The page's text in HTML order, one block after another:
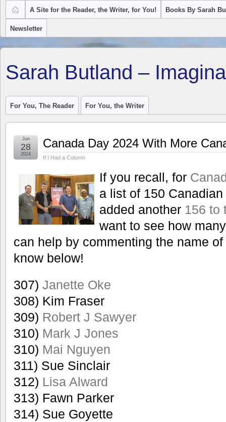
A Site for the Reader, the Writer, for You! Books By Sarah
Newsletter
Sarah Butland –
For You, The Reader For You, the Writer
Canada Day 2024 With More
If I Had a Column
Jun
28
2024
If you recall, for
a list of 150
added another 156 to
want to see how
can help by commenting the name
know below!
307) Janette Oke
308) Kim Fraser
309) Robert J Sawyer
310) Mark J Jones
310) Mai Nguyen
311) Sue Sinclair
312) Lisa Alward
313) Fawn Parker
314) Sue Goyette